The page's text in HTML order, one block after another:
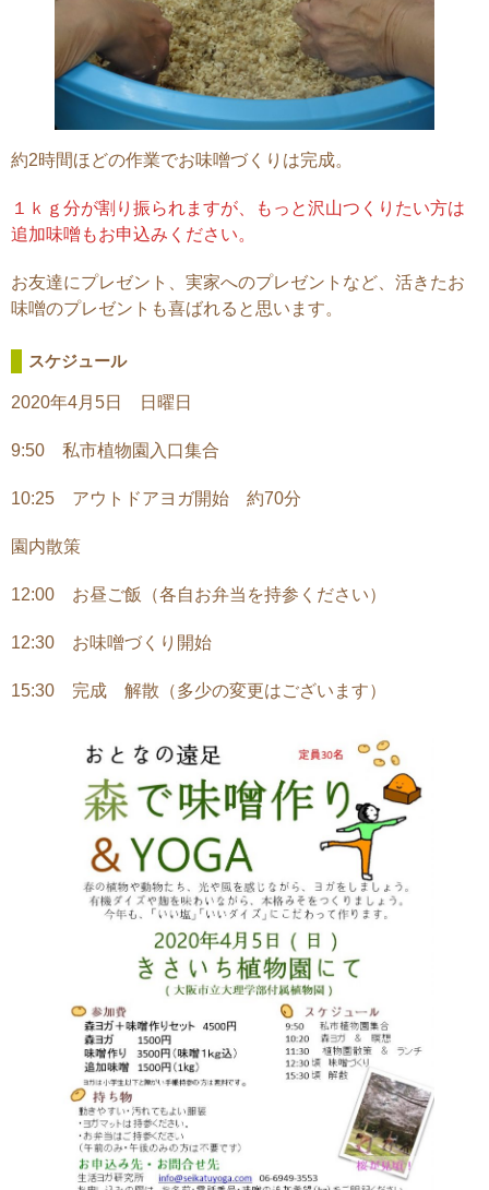
約2時間ほどの作業でお味噌づくりは完成。
１ｋｇ分が割り振られますが、もっと沢山つくりたい方は
追加味噌もお申込みください。
お友達にプレゼント、実家へのプレゼントなど、活きたお
味噌のプレゼントも喜ばれると思います。
スケジュール
2020年4月5日 日曜日
9:50 私市植物園入口集合
10:25 アウトドアヨガ開始 約70分
園内散策
12:00 お昼ご飯（各自お弁当を持参ください）
12:30 お味噌づくり開始
15:30 完成 解散（多少の変更はございます）